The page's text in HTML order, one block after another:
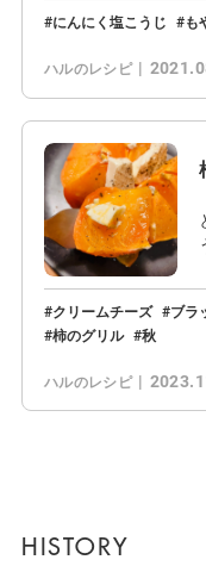
にんにく塩こうじ も
ハルのレシピ
クリームチーズ ブラ
柿のグリル
秋
ハルのレシピ